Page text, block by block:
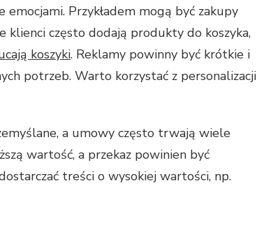
Przykładem mogą być zakupy
często dodają produkty do koszyka,
koszyki. Reklamy powinny być krótkie i
potrzeb. Warto korzystać z personalizacji
a umowy często trwają wiele
wartość, a przekaz powinien być
treści o wysokiej wartości, np.